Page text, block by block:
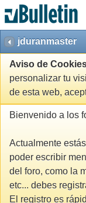
jduranmaster
Aviso de
personalizar tu
de esta web,
Bienvenido a los
Actualmente
poder escribir
del foro, como la
etc... debes
El registro es